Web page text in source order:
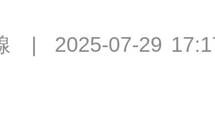
| 2025-07-29